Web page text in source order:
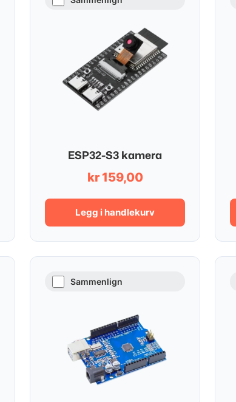
ESP32-S3 kamera
kr159,00
Legg i handlekurv
Sammenlign